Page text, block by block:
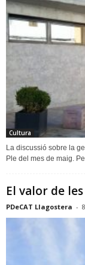
Cultura
La discussió sobre la
Ple del mes de maig.
El valor de
PDeCAT Llagostera -